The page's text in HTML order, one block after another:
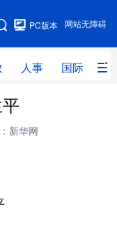
网站无障碍
PC版本
人事 国际 财
新华网